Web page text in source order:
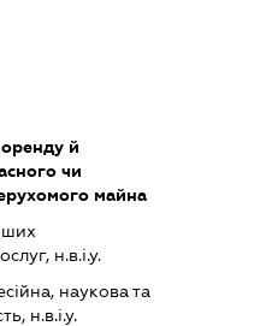
й
чи
майна
н.в.і.у.
наукова та
н.в.і.у.